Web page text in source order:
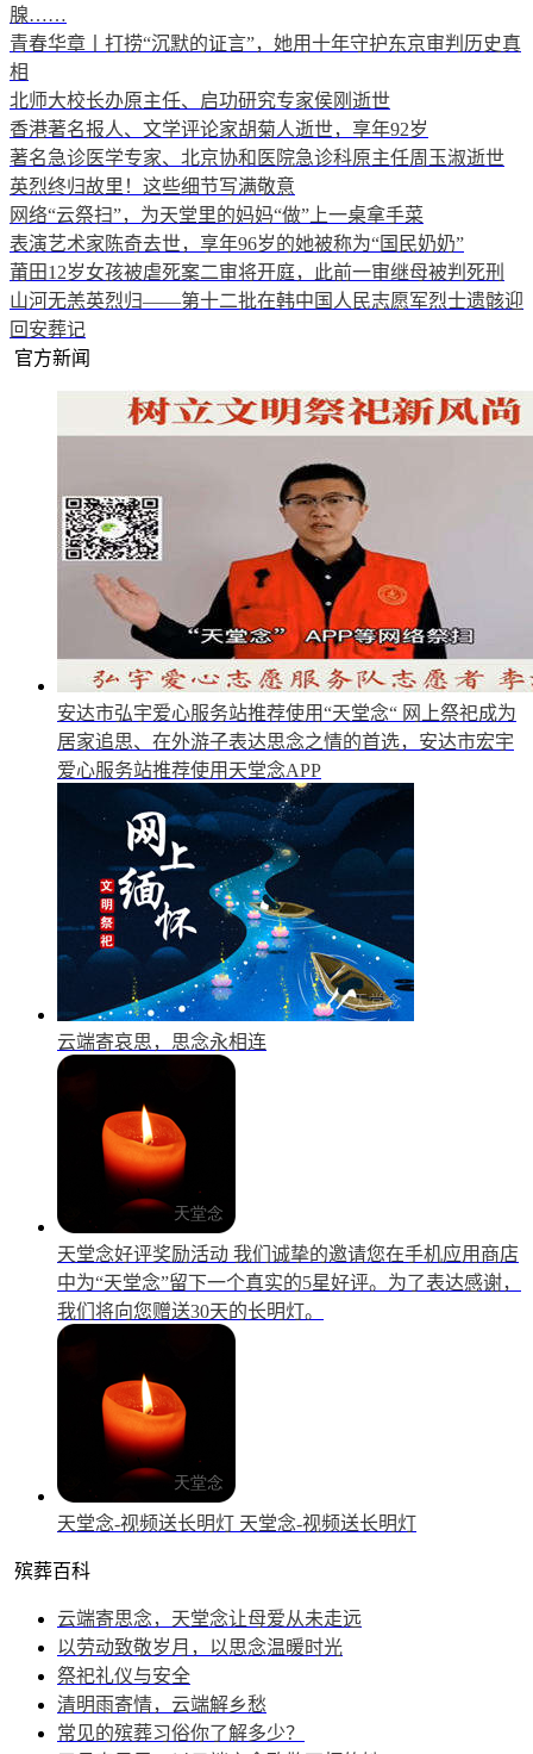
腺……
青春华章丨打捞“沉默的证言”，她用十年守护东京审判历史真
相
北师大校长办原主任、启功研究专家侯刚逝世
香港著名报人、文学评论家胡菊人逝世，享年92岁
著名急诊医学专家、北京协和医院急诊科原主任周玉淑逝世
英烈终归故里！这些细节写满敬意
网络“云祭扫”，为天堂里的妈妈“做”上一桌拿手菜
表演艺术家陈奇去世，享年96岁的她被称为“国民奶奶”
莆田12岁女孩被虐死案二审将开庭，此前一审继母被判死刑
山河无恙英烈归——第十二批在韩中国人民志愿军烈士遗骸迎
回安葬记
官方新闻
安达市弘宇爱心服务站推荐使用“天堂念“ 网上祭祀成为
居家追思、在外游子表达思念之情的首选，安达市宏宇
爱心服务站推荐使用天堂念APP
云端寄哀思，思念永相连
天堂念好评奖励活动 我们诚挚的邀请您在手机应用商店
中为“天堂念”留下一个真实的5星好评。为了表达感谢，
我们将向您赠送30天的长明灯。
天堂念-视频送长明灯 天堂念-视频送长明灯
殡葬百科
云端寄思念，天堂念让母爱从未走远
以劳动致敬岁月，以思念温暖时光
祭祀礼仪与安全
清明雨寄情，云端解乡愁
常见的殡葬习俗你了解多少？